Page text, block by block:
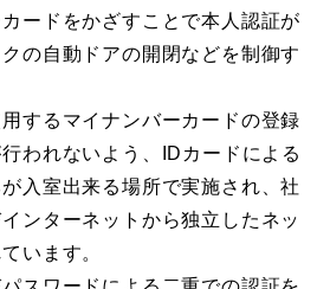
ードをかざすことで本人認証が
の自動ドアの開閉などを制御す
するマイナンバーカードの登録
われないよう、IDカードによる
入室出来る場所で実施され、社
ンターネットから独立したネッ
います。